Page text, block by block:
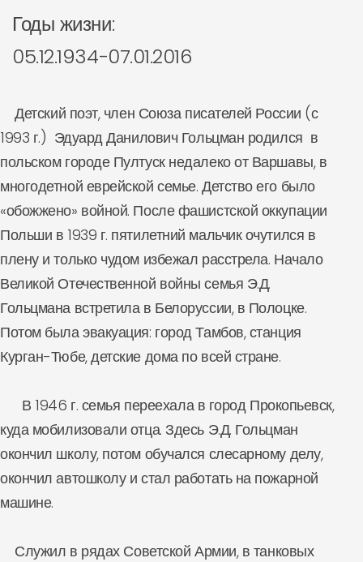
Годы жизни:
05.12.1934-07.01.2016
Детский поэт, член Союза писателей России (с
1993 г.) Эдуард Данилович Гольцман родился в
польском городе Пултуск недалеко от Варшавы, в
многодетной еврейской семье. Детство его было
«обожжено» войной. После фашистской оккупации
Польши в 1939 г. пятилетний мальчик очутился в
плену и только чудом избежал расстрела. Начало
Великой Отечественной войны семья Э.Д.
Гольцмана встретила в Белоруссии, в Полоцке.
Потом была эвакуация: город Тамбов, станция
Курган-Тюбе, детские дома по всей стране.
В 1946 г. семья переехала в город Прокопьевск,
куда мобилизовали отца. Здесь Э.Д. Гольцман
окончил школу, потом обучался слесарному делу,
окончил автошколу и стал работать на пожарной
машине.
Служил в рядах Советской Армии, в танковых